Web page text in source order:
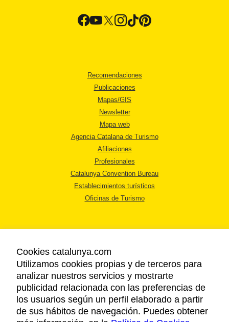
Recomendaciones
Publicaciones
Mapas/GIS
Newsletter
Mapa web
Agencia Catalana de Turismo
Afiliaciones
Profesionales
Catalunya Convention Bureau
Establecimientos turísticos
Oficinas de Turismo
AVISO LEGAL
POLÍTICA DE PRIVACIDAD
COOKIES
ACCESSIBILIDAD
Cookies catalunya.com
Utilizamos cookies propias y de terceros para
analizar nuestros servicios y mostrarte
publicidad relacionada con las preferencias de
los usuarios según un perfil elaborado a partir
de sus hábitos de navegación. Puedes obtener